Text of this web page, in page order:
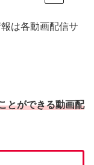
は各動画配信サ
とができる動画配